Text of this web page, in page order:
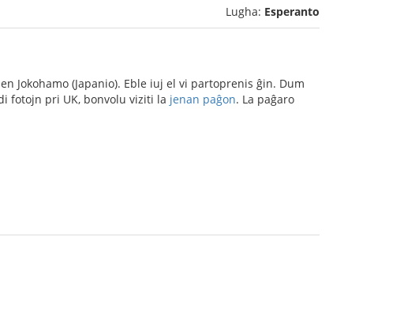
Lugha: Esperanto
Jokohamo (Japanio). Eble iuj el vi partoprenis ĝin. Dum
fotojn pri UK, bonvolu viziti la jenan paĝon. La paĝaro